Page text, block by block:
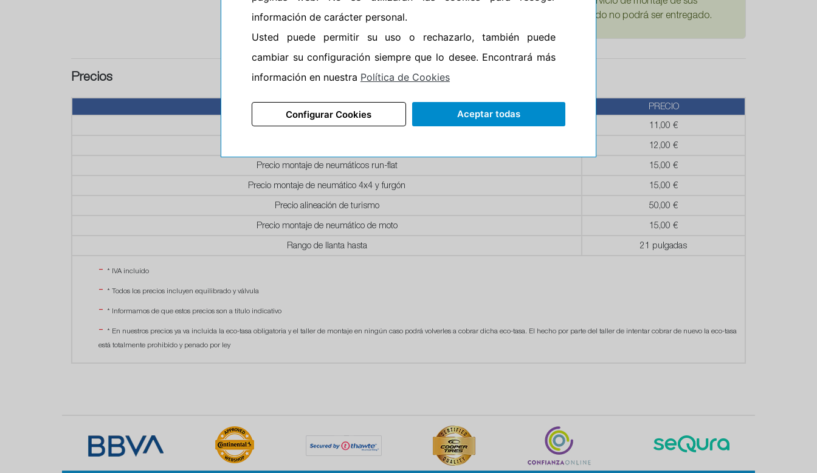
neumáticos. En caso contrario su pedido no podrá ser entregado.
Precios
PRECIO
Precio montaje de llanta de acero 11,00 €
12,00 €
Precio montaje de neumáticos run-flat 15,00 €
Precio montaje de neumático 4x4 y furgón 15,00 €
Precio alineación de turismo 50,00 €
Precio montaje de neumático de moto 15,00 €
Rango de llanta hasta 21 pulgadas
* IVA incluído
* Todos los precios incluyen equilibrado y válvula
* Informamos de que estos precios son a título indicativo
* En nuestros precios ya va incluida la eco-tasa obligatoria y el taller de montaje en ningún caso podrá volverles a cobrar dicha eco-tasa. El hecho por parte del taller de intentar cobrar de nuevo la eco-tasa
está totalmente prohibido y penado por ley
información de carácter personal.
Usted puede permitir su uso o rechazarlo, también puede
cambiar su configuración siempre que lo desee. Encontrará más
información en nuestra Política de Cookies
Configurar Cookies Aceptar todas